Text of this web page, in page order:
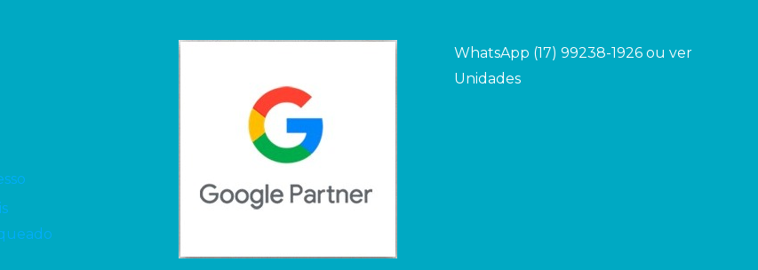
WhatsApp (17) 99238-1926 ou ver
Unidades